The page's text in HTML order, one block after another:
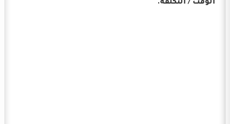
الوقت / التكلفة.